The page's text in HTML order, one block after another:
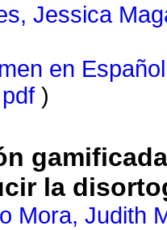
Jessica
en Español
pdf )
la
Mora, Judith